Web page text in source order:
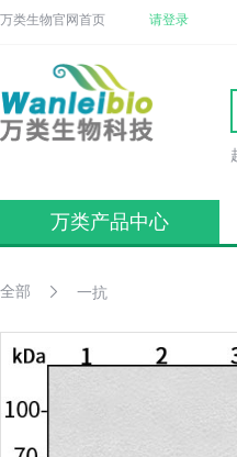
万类生物官网首页 请登录
万类产品中心
全部 一抗